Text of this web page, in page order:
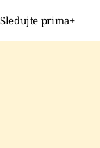
Sledujte prima+